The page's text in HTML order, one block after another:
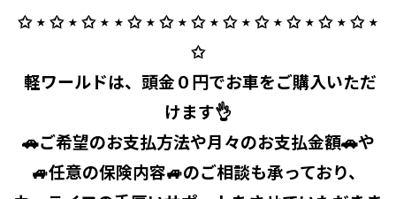
✩ ⋆ ✩ ⋆ ✩ ⋆ ⋆ ✩ ⋆ ✩ ⋆ ✩ ⋆ ✩ ⋆ ✩ ⋆ ✩ ⋆ ✩ ⋆ ✩ ⋆
✩
⁡ 軽ワールドは、頭金０円でお車をご購入いただ
けます👌
🚗ご希望のお支払方法や月々のお支払金額🚗や
🚙任意の保険内容🚙のご相談も承っており、